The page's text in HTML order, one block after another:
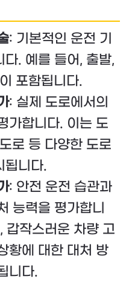
: 기본적인 운전 기
다. 예를 들어, 출발,
포함됩니다.
: 실제 도로에서의
가합니다. 이는 도
로 등 다양한 도로
됩니다.
: 안전 운전 습관과
능력을 평가합니
갑작스러운 차량 고
황에 대한 대처 방
니다.